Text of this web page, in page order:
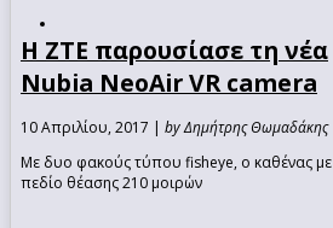
Η ZTE παρουσίασε τη νέα
Nubia NeoAir VR camera
10 Απριλίου, 2017 | by Δημήτρης Θωμαδάκης
Με δυο φακούς τύπου fisheye, ο καθένας με
πεδίο θέασης 210 μοιρών